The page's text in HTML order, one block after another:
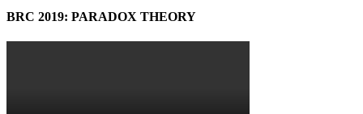
BRC 2019: PARADOX THEORY